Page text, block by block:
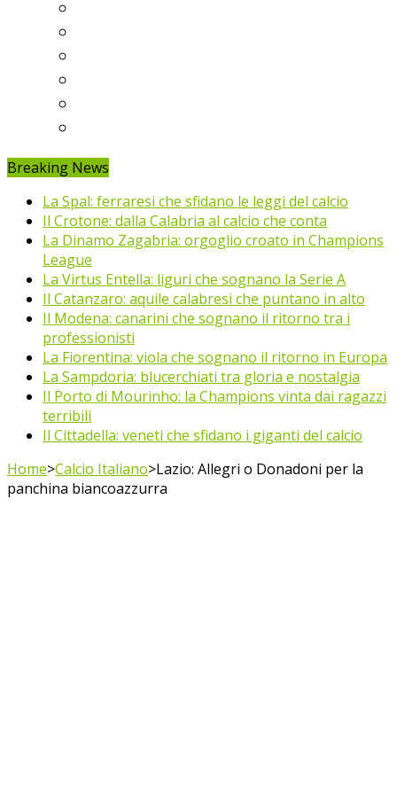
Breaking News
La Spal: ferraresi che sfidano le leggi del calcio
Il Crotone: dalla Calabria al calcio che conta
La Dinamo Zagabria: orgoglio croato in Champions
League
La Virtus Entella: liguri che sognano la Serie A
Il Catanzaro: aquile calabresi che puntano in alto
Il Modena: canarini che sognano il ritorno tra i
professionisti
La Fiorentina: viola che sognano il ritorno in Europa
La Sampdoria: blucerchiati tra gloria e nostalgia
Il Porto di Mourinho: la Champions vinta dai ragazzi
terribili
Il Cittadella: veneti che sfidano i giganti del calcio
Home>Calcio Italiano>Lazio: Allegri o Donadoni per la
panchina biancoazzurra